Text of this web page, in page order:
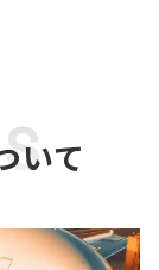
いて